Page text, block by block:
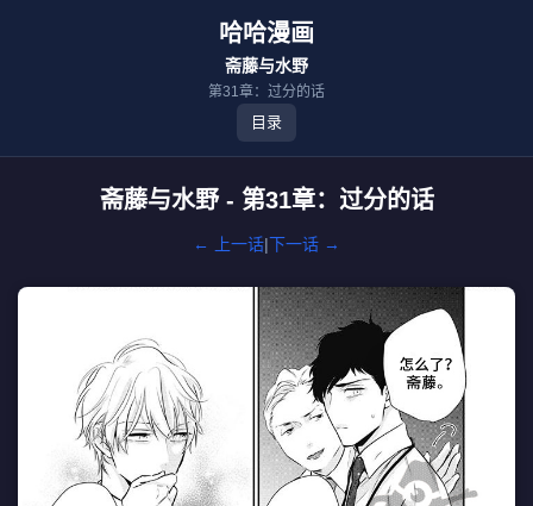
哈哈漫画
斋藤与水野
第31章：过分的话
目录
斋藤与水野 - 第31章：过分的话
← 上一话|下一话 →